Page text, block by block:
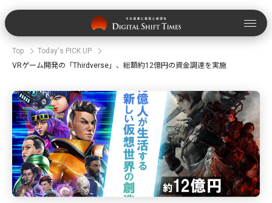
Top
Today's PICK UP
VRゲーム開発の「Thirdverse」、総額約12億円の資金調達を実施